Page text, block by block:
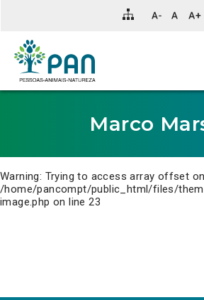
para
conteúdo
principal
da
Marco
Warning: Trying to access array offset
/home/pancompt/public_html/files/
image.php on line23